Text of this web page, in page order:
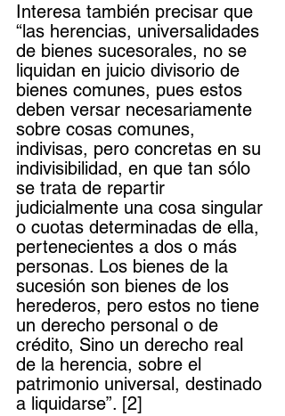
Interesa también precisar que
“las herencias, universalidades
de bienes sucesorales, no se
liquidan en juicio divisorio de
bienes comunes, pues estos
deben versar necesariamente
sobre cosas comunes,
indivisas, pero concretas en su
indivisibilidad, en que tan sólo
se trata de repartir
judicialmente una cosa singular
o cuotas determinadas de ella,
pertenecientes a dos o más
personas. Los bienes de la
sucesión son bienes de los
herederos, pero estos no tiene
un derecho personal o de
crédito, Sino un derecho real
de la herencia, sobre el
patrimonio universal, destinado
a liquidarse”. [2]